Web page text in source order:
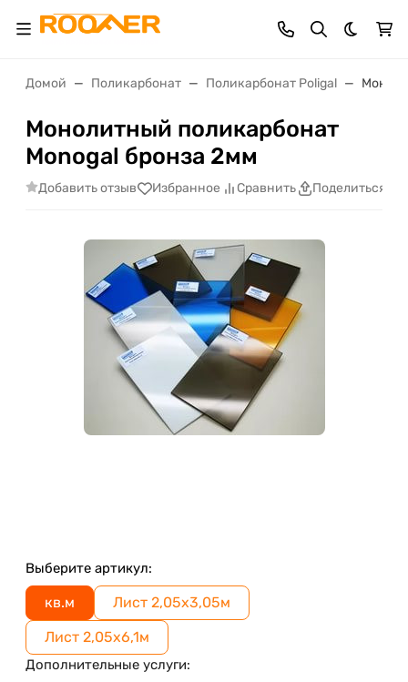
Темная
Домой Поликарбонат Поликарбонат Poligal
Монолитный поликарбонат
Monogal бронза 2мм
Добавить отзыв Избранное Сравнить Поделиться
Выберите артикул:
кв.м
Лист 2,05х3,05м
Лист 2,05х6,1м
Дополнительные услуги: